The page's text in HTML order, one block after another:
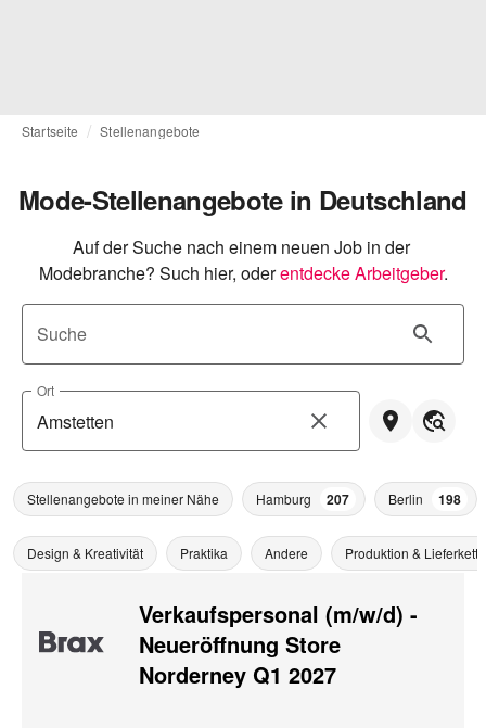
Startseite Stellenangebote
Mode-Stellenangebote in Deutschland
Auf der Suche nach einem neuen Job in der
Modebranche? Such hier, oderentdecke Arbeitgeber.
Suche
Ort
Stellenangebote in meiner Nähe Hamburg 207 Berlin 198
Design & Kreativität Praktika Andere Produktion & Lieferkette
Verkaufspersonal (m/w/d) -
Neueröffnung Store
Norderney Q1 2027